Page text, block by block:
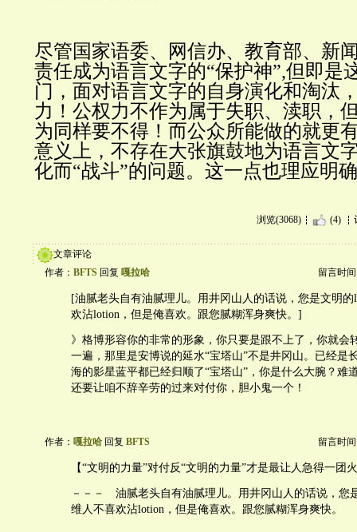
尽管国家语委、网信办、教育部、新
责任成为语言文字的“保护神”,但即是
门，面对语言文字的自身演化和淘汰
力！公权力不作为属于失职、渎职，
为同样要不得！而公众所能做的就更
意义上，不存在大张旗鼓地为语言文
化而“战斗”的问题。这一点也理应明
浏览(3068) (4)
文章评论
作者： BFTS 回复 嘎拉哈 留言时间
[油腻老头自有油腻理儿。用井冈山人的话说，您是文明
欢沾lotion，但是俺喜欢。跟您腻糊浑身爽快。]
》格博形容你的非常的形象，你只要是跟不上了，你就会
一遍，那里是安博说的延水“宝塔山”不是井冈山。已经是
海的影星蓝平都已经归顺了“宝塔山”，你是什么大腕？难
还要让咱不辞辛劳的过来对付你，胆小鬼一个！
作者： 嘎拉哈 回复 BFTS 留言时间
【“文明的力量”对付反“文明的力量”才是最让人急得一团
－－－ 油腻老头自有油腻理儿。用井冈山人的话说，您
维人不喜欢沾lotion，但是俺喜欢。跟您腻糊浑身爽快。